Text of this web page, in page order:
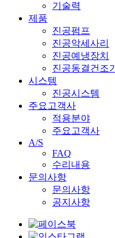
기술력
제품
진공펌프
진공악세사리
진공예냉장치
진공동결건조기
시스템
진공시스템
주요고객사
적용분야
주요고객사
A/S
FAQ
수리내용
문의사항
문의사항
공지사항